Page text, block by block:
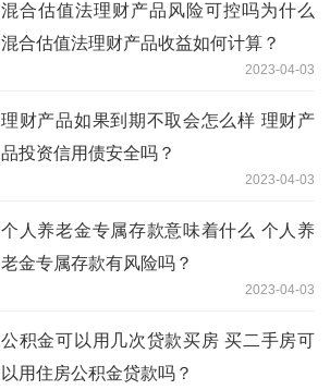
混合估值法理财产品风险可控吗为什么
混合估值法理财产品收益如何计算？
2023-04-03
理财产品如果到期不取会怎么样 理财产
品投资信用债安全吗？
2023-04-03
个人养老金专属存款意味着什么 个人养
老金专属存款有风险吗？
2023-04-03
公积金可以用几次贷款买房 买二手房可
以用住房公积金贷款吗？